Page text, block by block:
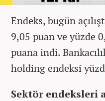
Endeks, bugün
9,05 puan ve yüzde
puana indi.
holding endeksi
Sektör endeksleri